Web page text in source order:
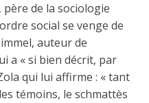
de la sociologie
social se venge de
auteur de
a « si bien décrit, par
qui lui affirme : « tant
témoins, le schmattès